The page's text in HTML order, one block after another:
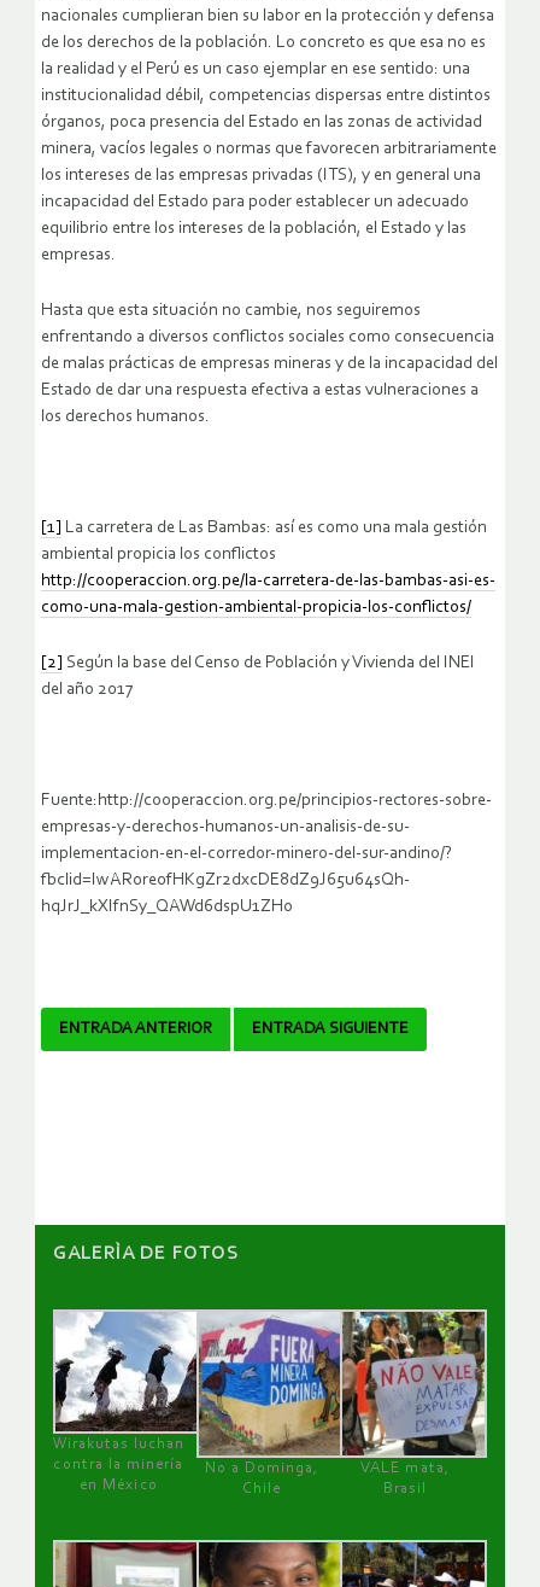
nacionales cumplieran bien su labor en la protección y defensa
de los derechos de la población. Lo concreto es que esa no es
la realidad y el Perú es un caso ejemplar en ese sentido: una
institucionalidad débil, competencias dispersas entre distintos
órganos, poca presencia del Estado en las zonas de actividad
minera, vacíos legales o normas que favorecen arbitrariamente
los intereses de las empresas privadas (ITS), y en general una
incapacidad del Estado para poder establecer un adecuado
equilibrio entre los intereses de la población, el Estado y las
empresas.
Hasta que esta situación no cambie, nos seguiremos
enfrentando a diversos conflictos sociales como consecuencia
de malas prácticas de empresas mineras y de la incapacidad del
Estado de dar una respuesta efectiva a estas vulneraciones a
los derechos humanos.
[1] La carretera de Las Bambas: así es como una mala gestión
ambiental propicia los conflictos
http://cooperaccion.org.pe/la-carretera-de-las-bambas-asi-es-
como-una-mala-gestion-ambiental-propicia-los-conflictos/
[2] Según la base del Censo de Población y Vivienda del INEI
del año 2017
Fuente:http://cooperaccion.org.pe/principios-rectores-sobre-
empresas-y-derechos-humanos-un-analisis-de-su-
implementacion-en-el-corredor-minero-del-sur-andino/?
fbclid=IwAR0re0fHKgZr2dxcDE8dZ9J65u64sQh-
hqJrJ_kXIfnSy_QAWd6dspU1ZHo
Navegador
ENTRADA ANTERIOR ENTRADA SIGUIENTE
GALERÌA DE FOTOS
Wirakutas luchan
contra la minería
en México
No a Dominga,
Chile
VALE mata,
Brasil